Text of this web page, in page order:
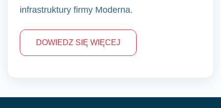
infrastruktury firmy Moderna.
DOWIEDZ SIĘ WIĘCEJ